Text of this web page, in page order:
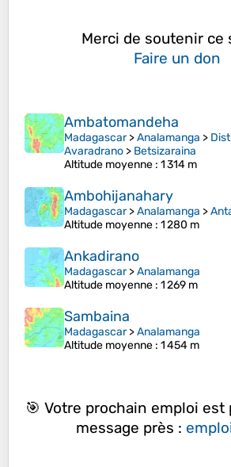
Merci de soutenir
Faire un don
Ambatomandeha
Madagascar>Analamanga >
Avaradrano > Betsizaraina
Altitude moyenne : 1 314 m
Ambohijanahary
Madagascar>Analamanga >
Altitude moyenne : 1 280 m
Ankadirano
Madagascar>Analamanga
Altitude moyenne : 1 269 m
Sambaina
Madagascar>Analamanga
Altitude moyenne : 1 454 m
🎯 Votre prochain emploi
message près :